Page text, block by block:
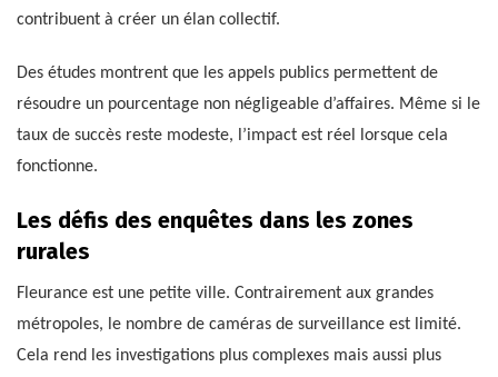
contribuent à créer un élan collectif.
Des études montrent que les appels publics permettent de
résoudre un pourcentage non négligeable d’affaires. Même si le
taux de succès reste modeste, l’impact est réel lorsque cela
fonctionne.
Les défis des enquêtes dans les zones
rurales
Fleurance est une petite ville. Contrairement aux grandes
métropoles, le nombre de caméras de surveillance est limité.
Cela rend les investigations plus complexes mais aussi plus